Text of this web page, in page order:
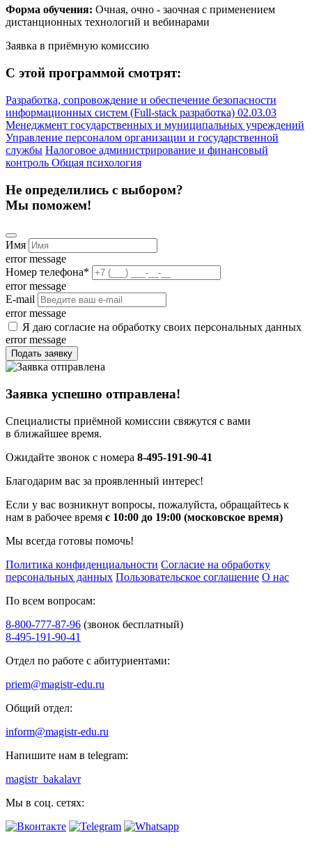
Форма обучения: Очная, очно - заочная с применением
дистанционных технологий и вебинарами
Заявка в приёмную комиссию
С этой программой смотрят:
Разработка, сопровождение и обеспечение безопасности
информационных систем (Full-stack разработка) 02.03.03
Менеджмент государственных и муниципальных учреждений
Управление персоналом организации и государственной
службы Налоговое администрирование и финансовый
контроль Общая психология
Не определились с выбором?
Мы поможем!
Имя
error message
Номер телефона*
error message
E-mail
error message
Я даю согласие на обработку своих персональных данных
error message
Подать заявку
Заявка успешно отправлена!
Специалисты приёмной комиссии свяжутся с вами
в ближайшее время.
Ожидайте звонок с номера 8-495-191-90-41
Благодарим вас за проявленный интерес!
Если у вас возникнут вопросы, пожалуйста, обращайтесь к
нам в рабочее время с 10:00 до 19:00 (московское время)
Мы всегда готовы помочь!
Политика конфиденциальности Согласие на обработку
персональных данных Пользовательское соглашение О нас
По всем вопросам:
8-800-777-87-96 (звонок бесплатный)
8-495-191-90-41
Отдел по работе с абитуриентами:
priem@magistr-edu.ru
Общий отдел:
inform@magistr-edu.ru
Напишите нам в telegram:
magistr_bakalavr
Мы в соц. сетях: